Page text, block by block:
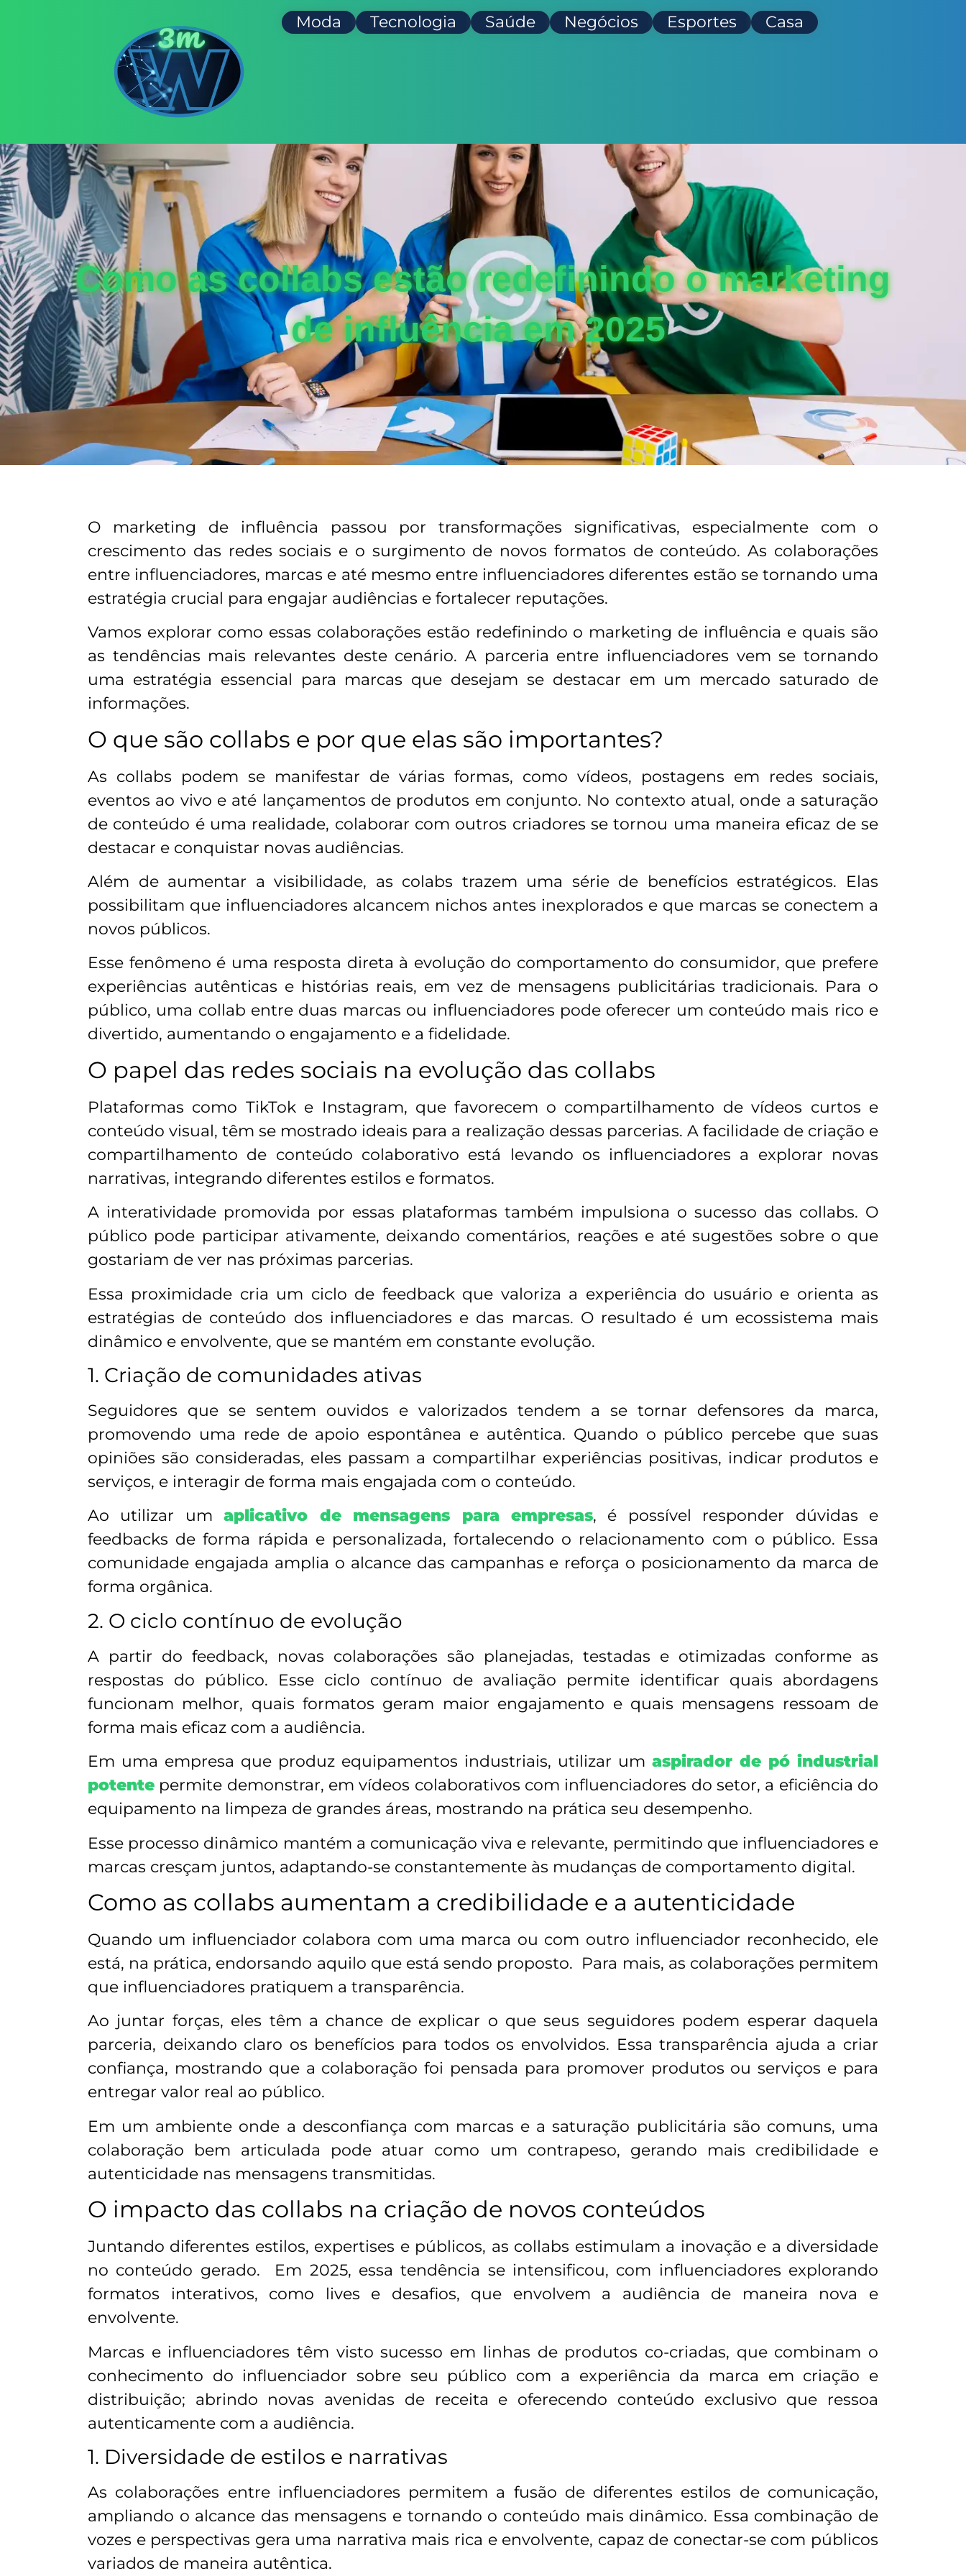
Moda Tecnologia Saúde Negócios Esportes Casa
Como as collabs estão redefinindo o marketing
de influência em 2025
O marketing de influência passou por transformações significativas, especialmente com o
crescimento das redes sociais e o surgimento de novos formatos de conteúdo. As colaborações
entre influenciadores, marcas e até mesmo entre influenciadores diferentes estão se tornando uma
estratégia crucial para engajar audiências e fortalecer reputações.
Vamos explorar como essas colaborações estão redefinindo o marketing de influência e quais são
as tendências mais relevantes deste cenário. A parceria entre influenciadores vem se tornando
uma estratégia essencial para marcas que desejam se destacar em um mercado saturado de
informações.
O que são collabs e por que elas são importantes?
As collabs podem se manifestar de várias formas, como vídeos, postagens em redes sociais,
eventos ao vivo e até lançamentos de produtos em conjunto. No contexto atual, onde a saturação
de conteúdo é uma realidade, colaborar com outros criadores se tornou uma maneira eficaz de se
destacar e conquistar novas audiências.
Além de aumentar a visibilidade, as colabs trazem uma série de benefícios estratégicos. Elas
possibilitam que influenciadores alcancem nichos antes inexplorados e que marcas se conectem a
novos públicos.
Esse fenômeno é uma resposta direta à evolução do comportamento do consumidor, que prefere
experiências autênticas e histórias reais, em vez de mensagens publicitárias tradicionais. Para o
público, uma collab entre duas marcas ou influenciadores pode oferecer um conteúdo mais rico e
divertido, aumentando o engajamento e a fidelidade.
O papel das redes sociais na evolução das collabs
Plataformas como TikTok e Instagram, que favorecem o compartilhamento de vídeos curtos e
conteúdo visual, têm se mostrado ideais para a realização dessas parcerias. A facilidade de criação e
compartilhamento de conteúdo colaborativo está levando os influenciadores a explorar novas
narrativas, integrando diferentes estilos e formatos.
A interatividade promovida por essas plataformas também impulsiona o sucesso das collabs. O
público pode participar ativamente, deixando comentários, reações e até sugestões sobre o que
gostariam de ver nas próximas parcerias.
Essa proximidade cria um ciclo de feedback que valoriza a experiência do usuário e orienta as
estratégias de conteúdo dos influenciadores e das marcas. O resultado é um ecossistema mais
dinâmico e envolvente, que se mantém em constante evolução.
1. Criação de comunidades ativas
Seguidores que se sentem ouvidos e valorizados tendem a se tornar defensores da marca,
promovendo uma rede de apoio espontânea e autêntica. Quando o público percebe que suas
opiniões são consideradas, eles passam a compartilhar experiências positivas, indicar produtos e
serviços, e interagir de forma mais engajada com o conteúdo.
Ao utilizar umaplicativo de mensagens para empresas, é possível responder dúvidas e
feedbacks de forma rápida e personalizada, fortalecendo o relacionamento com o público. Essa
comunidade engajada amplia o alcance das campanhas e reforça o posicionamento da marca de
forma orgânica.
2. O ciclo contínuo de evolução
A partir do feedback, novas colaborações são planejadas, testadas e otimizadas conforme as
respostas do público. Esse ciclo contínuo de avaliação permite identificar quais abordagens
funcionam melhor, quais formatos geram maior engajamento e quais mensagens ressoam de
forma mais eficaz com a audiência.
Em uma empresa que produz equipamentos industriais, utilizar um aspirador de pó industrial
potente permite demonstrar, em vídeos colaborativos com influenciadores do setor, a eficiência do
equipamento na limpeza de grandes áreas, mostrando na prática seu desempenho.
Esse processo dinâmico mantém a comunicação viva e relevante, permitindo que influenciadores e
marcas cresçam juntos, adaptando-se constantemente às mudanças de comportamento digital.
Como as collabs aumentam a credibilidade e a autenticidade
Quando um influenciador colabora com uma marca ou com outro influenciador reconhecido, ele
está, na prática, endorsando aquilo que está sendo proposto. Para mais, as colaborações permitem
que influenciadores pratiquem a transparência.
Ao juntar forças, eles têm a chance de explicar o que seus seguidores podem esperar daquela
parceria, deixando claro os benefícios para todos os envolvidos. Essa transparência ajuda a criar
confiança, mostrando que a colaboração foi pensada para promover produtos ou serviços e para
entregar valor real ao público.
Em um ambiente onde a desconfiança com marcas e a saturação publicitária são comuns, uma
colaboração bem articulada pode atuar como um contrapeso, gerando mais credibilidade e
autenticidade nas mensagens transmitidas.
O impacto das collabs na criação de novos conteúdos
Juntando diferentes estilos, expertises e públicos, as collabs estimulam a inovação e a diversidade
no conteúdo gerado. Em 2025, essa tendência se intensificou, com influenciadores explorando
formatos interativos, como lives e desafios, que envolvem a audiência de maneira nova e
envolvente.
Marcas e influenciadores têm visto sucesso em linhas de produtos co-criadas, que combinam o
conhecimento do influenciador sobre seu público com a experiência da marca em criação e
distribuição; abrindo novas avenidas de receita e oferecendo conteúdo exclusivo que ressoa
autenticamente com a audiência.
1. Diversidade de estilos e narrativas
As colaborações entre influenciadores permitem a fusão de diferentes estilos de comunicação,
ampliando o alcance das mensagens e tornando o conteúdo mais dinâmico. Essa combinação de
vozes e perspectivas gera uma narrativa mais rica e envolvente, capaz de conectar-se com públicos
variados de maneira autêntica.